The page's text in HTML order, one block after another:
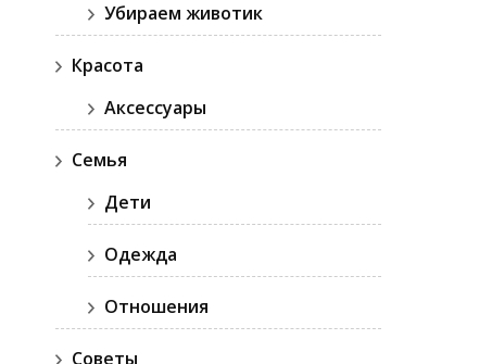
Убираем животик
Красота
Аксессуары
Семья
Дети
Одежда
Отношения
Советы